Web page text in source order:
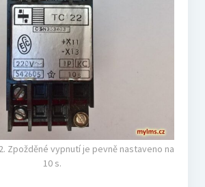
Zpožděné vypnutí je pevně nastaveno na
10 s.